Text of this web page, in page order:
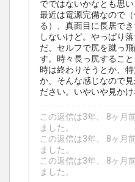
でではないかなとも思い
最近は電源完備なので
る）、真面目に長居で
しないけど。やっぱり
だ、セルフで尻を蹴っ
す。時々長っ尻するこ
時は終わりそうとか、
か、そんな感じなので
ださい。いやいや見かけ
この返信は3年、 8ヶ月
ました。
この返信は3年、 8ヶ月
ました。
この返信は3年、 8ヶ月
ました。